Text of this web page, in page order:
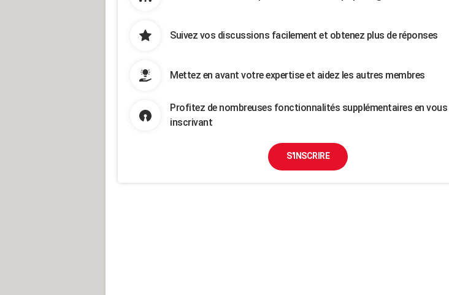
Suivez vos discussions facilement et obtenez plus de réponses
Mettez en avant votre expertise et aidez les autres membres
Profitez de nombreuses fonctionnalités supplémentaires en vous
inscrivant
S'INSCRIRE